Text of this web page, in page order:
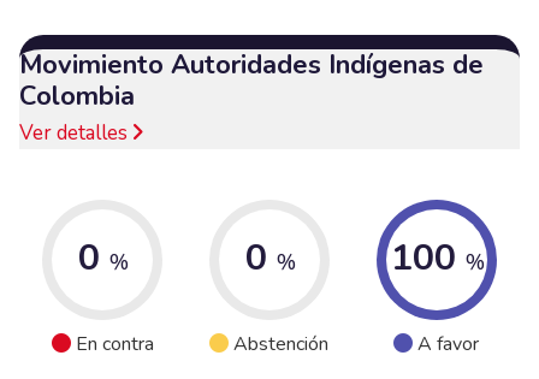
Movimiento Autoridades Indígenas de
Colombia
Ver detalles
0 %
En contra
0 %
Abstención
100 %
A favor